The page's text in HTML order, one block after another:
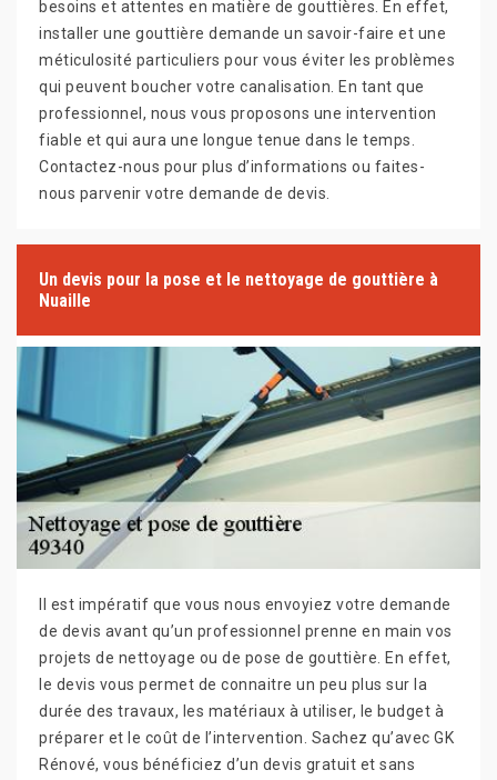
besoins et attentes en matière de gouttières. En effet,
installer une gouttière demande un savoir-faire et une
méticulosité particuliers pour vous éviter les problèmes
qui peuvent boucher votre canalisation. En tant que
professionnel, nous vous proposons une intervention
fiable et qui aura une longue tenue dans le temps.
Contactez-nous pour plus d’informations ou faites-
nous parvenir votre demande de devis.
Un devis pour la pose et le nettoyage de gouttière à
Nuaille
Il est impératif que vous nous envoyiez votre demande
de devis avant qu’un professionnel prenne en main vos
projets de nettoyage ou de pose de gouttière. En effet,
le devis vous permet de connaitre un peu plus sur la
durée des travaux, les matériaux à utiliser, le budget à
préparer et le coût de l’intervention. Sachez qu’avec GK
Rénové, vous bénéficiez d’un devis gratuit et sans